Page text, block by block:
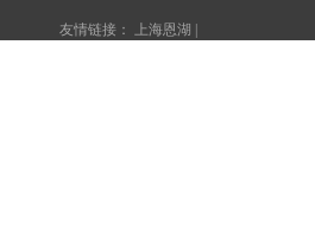
友情链接： 上海恩湖